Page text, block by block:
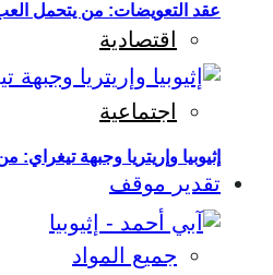
اقتصادية
اجتماعية
تقدير موقف
جميع المواد
عقد التعويضات: من يتحمل
إثيوبيا وإريتريا وجبهة